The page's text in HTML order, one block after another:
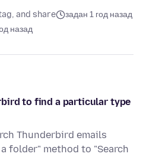
and share
задан 1 год назад
назад
to find a particular type
Thunderbird emails
folder" method to "Search